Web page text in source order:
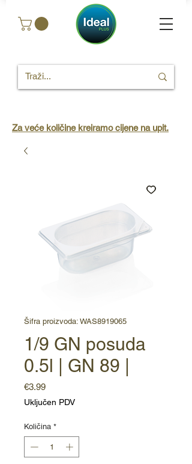
Za veće količine kreiramo cijene na upit.
Šifra proizvoda: WAS8919065
1/9 GN posuda
0.5l | GN 89 |
€3.99Cijena
Uključen PDV
Količina *